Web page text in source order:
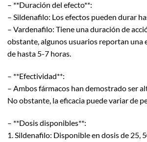
– **Duración del efecto**:
– Sildenafilo: Los efectos pueden durar
– Vardenafilo: Tiene una duración de
obstante, algunos usuarios reportan una
de hasta 5-7 horas.
– **Efectividad**:
– Ambos fármacos han demostrado ser
No obstante, la eficacia puede variar de
– **Dosis disponibles**:
1. Sildenafilo: Disponible en dosis de 25,